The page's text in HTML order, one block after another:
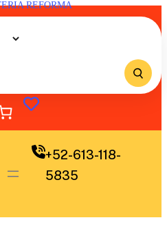
+52-613-118-
5835